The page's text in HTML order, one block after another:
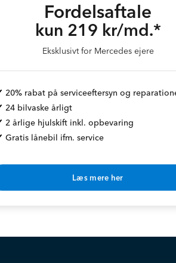
Fordelsaftale
kun 219 kr/md.*
Eksklusivt for Mercedes ejere
20% rabat på serviceeftersyn og
24 bilvaske årligt
2 årlige hjulskift inkl. opbevaring
Gratis lånebil ifm. service
Læs mere her